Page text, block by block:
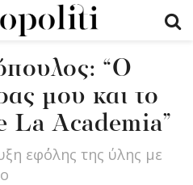
“Ο
μου και το
La Academia”
εφ΄όλης της ύλης με